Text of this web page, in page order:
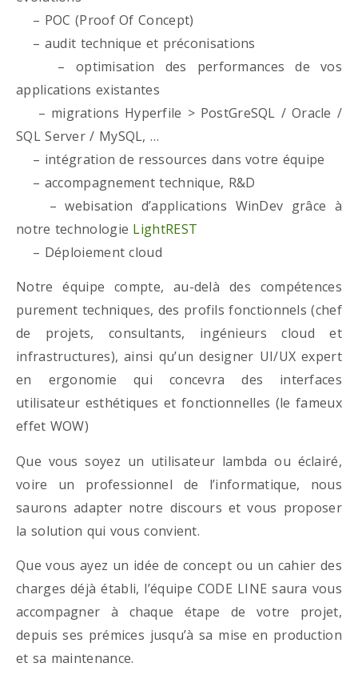
– POC (Proof Of Concept)
– audit technique et préconisations
– optimisation des performances de vos
applications existantes
– migrations Hyperfile > PostGreSQL / Oracle /
SQL Server / MySQL, …
– intégration de ressources dans votre équipe
– accompagnement technique, R&D
– webisation d’applications WinDev grâce à
notre technologie LightREST
– Déploiement cloud
Notre équipe compte, au-delà des compétences
purement techniques, des profils fonctionnels (chef
de projets, consultants, ingénieurs cloud et
infrastructures), ainsi qu’un designer UI/UX expert
en ergonomie qui concevra des interfaces
utilisateur esthétiques et fonctionnelles (le fameux
effet WOW)
Que vous soyez un utilisateur lambda ou éclairé,
voire un professionnel de l’informatique, nous
saurons adapter notre discours et vous proposer
la solution qui vous convient.
Que vous ayez un idée de concept ou un cahier des
charges déjà établi, l’équipe CODE LINE saura vous
accompagner à chaque étape de votre projet,
depuis ses prémices jusqu’à sa mise en production
et sa maintenance.